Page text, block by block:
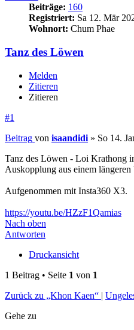
Beiträge: 160
Registriert: Sa 12. Mär
Wohnort: Chum Phae
Tanz des Löwen
Melden
Zitieren
Zitieren
#1
Beitrag von isaandidi » So 14.
Tanz des Löwen - Loi Krathong
Auskopplung aus einem längeren
Aufgenommen mit Insta360 X3.
https://youtu.be/HZzF1Qamias
Nach oben
Antworten
Druckansicht
1 Beitrag • Seite 1 von 1
Zurück zu „Khon Kaen“ |
Gehe zu